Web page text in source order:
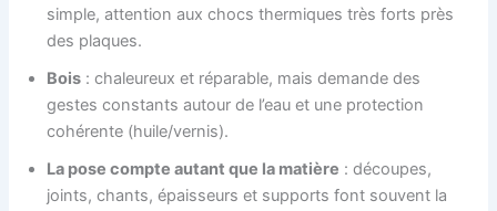
simple, attention aux chocs thermiques très forts près
des plaques.
Bois : chaleureux et réparable, mais demande des
gestes constants autour de l’eau et une protection
cohérente (huile/vernis).
La pose compte autant que la matière : découpes,
joints, chants, épaisseurs et supports font souvent la